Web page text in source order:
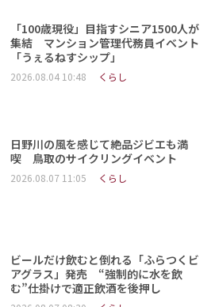
「100歳現役」目指すシニア1500人が
集結 マンション管理代務員イベント
「うぇるねすシップ」
2026.08.04 10:48 くらし
日野川の風を感じて絶品ジビエも満
喫 鳥取のサイクリングイベント
2026.08.07 11:05 くらし
ビールだけ飲むと倒れる「ふらつくビ
アグラス」発売 “強制的に水を飲
む”仕掛けで適正飲酒を後押し